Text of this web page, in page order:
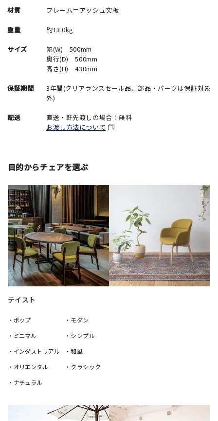
材質 フレーム＝アッシュ突板
重量 約13.0kg
サイズ
幅(W) 500mm
奥行(D) 500mm
高さ(H) 430mm
保証期間
3年間(クリアランスセール品、部品・パーツは保証対象
外)
配送
直送・軒先渡しの場合：無料
お渡し方法について
目的からチェアを選ぶ
テイスト
・ポップ
・ミニマル
・インダストリアル
・オリエンタル
・ナチュラル
・モダン
・シンプル
・和風
・クラシック